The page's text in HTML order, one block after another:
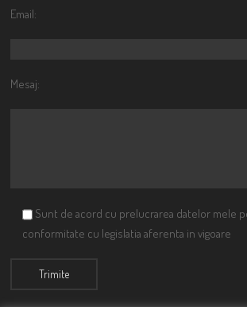
Email:
Mesaj:
Sunt de acord cu prelucrarea datelor mele
conformitate cu legislatia aferenta in vigoare